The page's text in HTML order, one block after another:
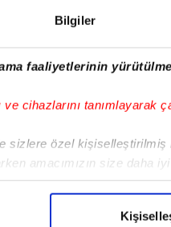
Bilgiler
faaliyetlerinin
cihazlarını tanımlayarak
sizlere özel
amacımızın size daha
gelen çabayı